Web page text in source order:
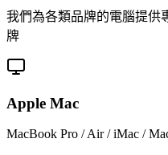
我們為各類品牌的電腦提供
牌
Apple Mac
MacBook Pro / Air / iMac /